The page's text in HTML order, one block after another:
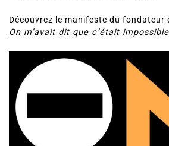
Découvrez le manifeste du fondateur
On m’avait dit que c’était impossible